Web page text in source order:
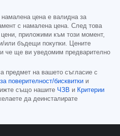
цена е валидна за
с намалена цена. След това
приложими към този момент,
или бъдещи покупки. Цените
че ще ви уведомим предварително
предмет на вашето съгласие с
поверителност/бисквитки и
също нашите ЧЗВ и Критерии
да деинсталирате